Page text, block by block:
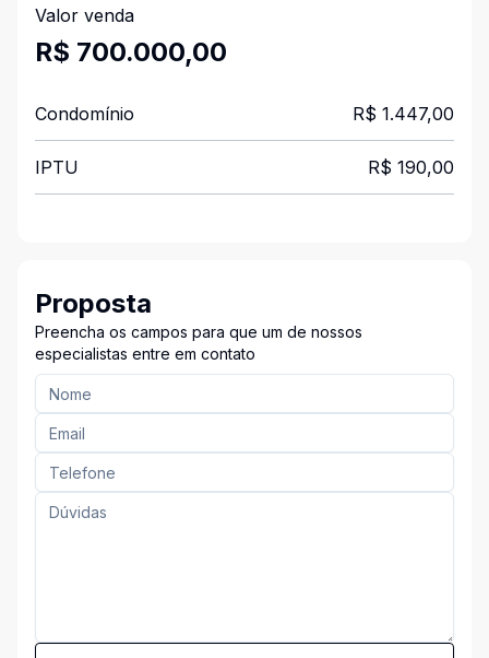
Valor venda
R$ 700.000,00
Condomínio R$ 1.447,00
IPTU R$ 190,00
Proposta
Preencha os campos para que um de nossos
especialistas entre em contato